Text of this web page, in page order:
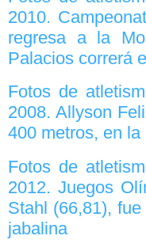
2010.
regresa a la
Palacios correrá
Fotos de
2008. Allyson
400 metros, en
Fotos de
2012. Juegos
Stahl (66,81),
jabalina